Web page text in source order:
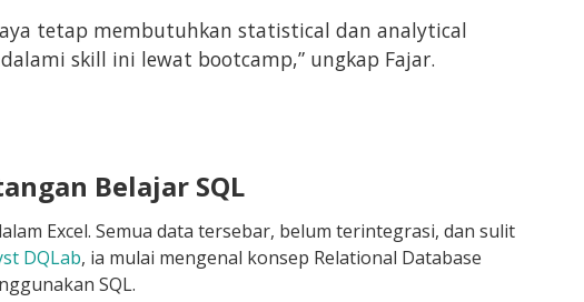
tetap membutuhkan statistical dan analytical
skill ini lewat bootcamp,” ungkap Fajar.
Belajar SQL
Excel. Semua data tersebar, belum terintegrasi, dan sulit
DQLab, ia mulai mengenal konsep Relational Database
SQL.